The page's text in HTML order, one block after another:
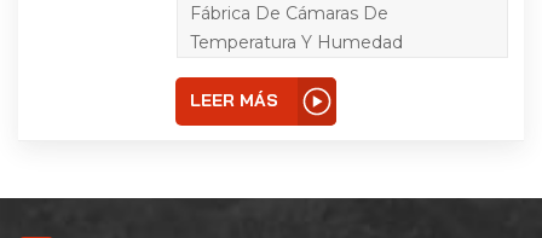
empresas o laboratorios
a comprender el
rendimiento de los
productos en diversos
entornos, mejorarlos y
mejorarlos en
consecuencia.
Fábrica De Cámaras De
Temperatura Y Humedad
LEER MÁS